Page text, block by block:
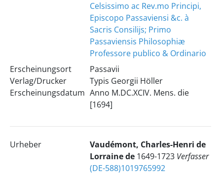
Celsissimo ac Rev.mo Principi,
Episcopo Passaviensi &c. à
Sacris Consilijs; Primo
Passaviensis Philosophiæ
Professore publico & Ordinario
Erscheinungsort
Verlag/Drucker
Erscheinungsdatum
Passavii
Typis Georgii Höller
Anno M.DC.XCIV. Mens. die
[1694]
Urheber
Vaudémont, Charles-Henri de
Lorraine de 1649-1723 Verfasser
(DE-588)1019765992